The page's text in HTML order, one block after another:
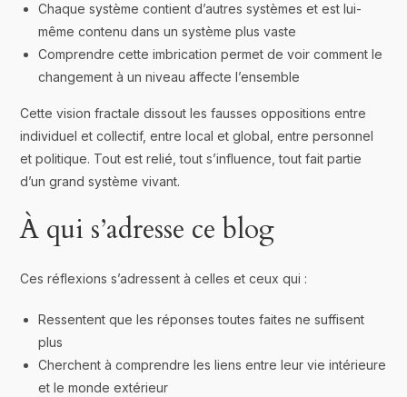
Chaque système contient d’autres systèmes et est lui-
même contenu dans un système plus vaste
Comprendre cette imbrication permet de voir comment le
changement à un niveau affecte l’ensemble
Cette vision fractale dissout les fausses oppositions entre
individuel et collectif, entre local et global, entre personnel
et politique. Tout est relié, tout s’influence, tout fait partie
d’un grand système vivant.
À qui s’adresse ce blog
Ces réflexions s’adressent à celles et ceux qui :
Ressentent que les réponses toutes faites ne suffisent
plus
Cherchent à comprendre les liens entre leur vie intérieure
et le monde extérieur